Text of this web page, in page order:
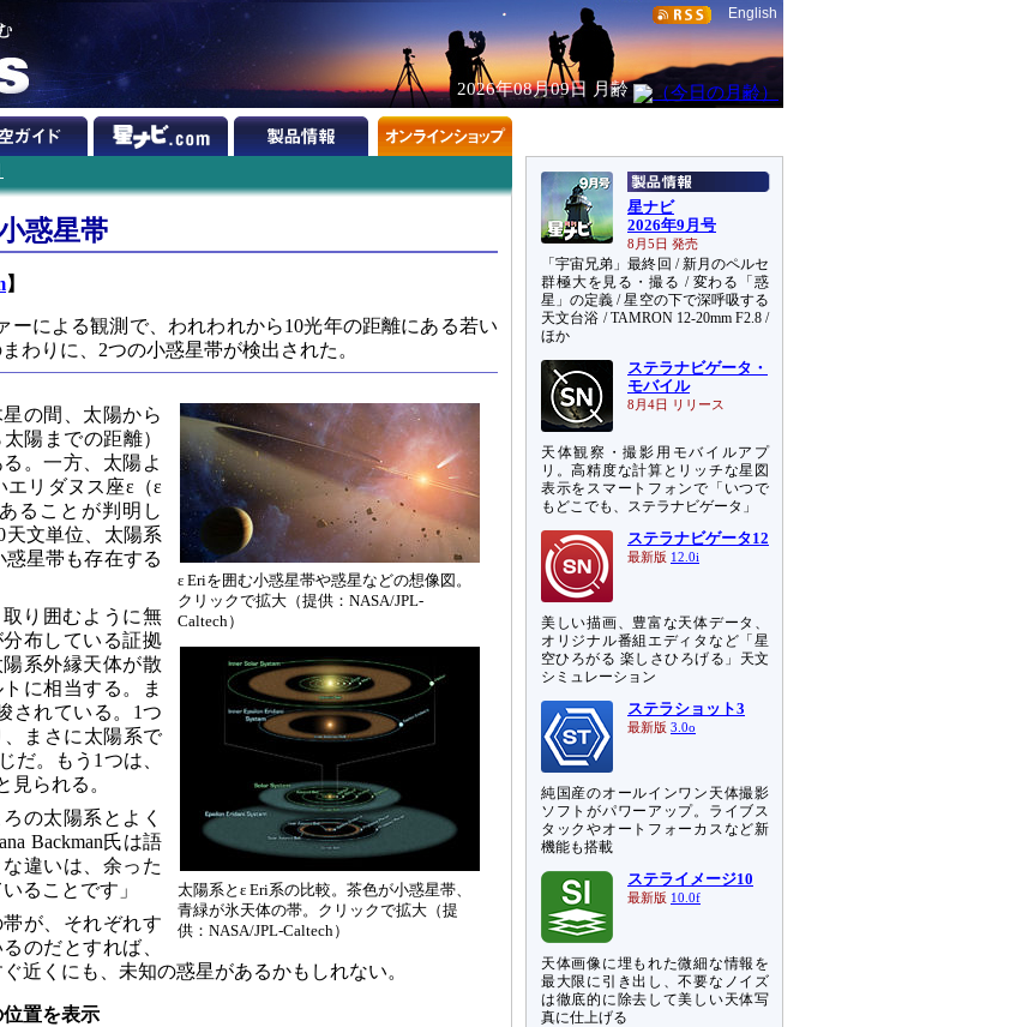
English
2026年08月09日 月齢
惑星帯
】
ーによる観測で、われわれから10光年の距離にある若い
わりに、2つの小惑星帯が検出された。
ε Eriを囲む小惑星帯や惑星などの想像図。
クリックで拡大（提供：NASA/JPL-
Caltech）
太陽系とε Eri系の比較。茶色が小惑星帯、
青緑が氷天体の帯。クリックで拡大（提
供：NASA/JPL-Caltech）
の間、太陽から
陽までの距離）
る。一方、太陽よ
リダヌス座ε（ε
ることが判明し
天文単位、太陽系
星帯も存在する
り囲むように無
布している証拠
系外縁天体が散
に相当する。ま
されている。1つ
、まさに太陽系で
だ。もう1つは、
見られる。
の太陽系とよく
Backman氏は語
違いは、余った
ることです」
が、それぞれす
のだとすれば、
近くにも、未知の惑星があるかもしれない。
置を表示
星ナビ
2026年9月号
8月5日 発売
「宇宙兄弟」最終回 / 新月のペルセ
群極大を見る・撮る / 変わる「惑
星」の定義 / 星空の下で深呼吸する
天文台浴 / TAMRON 12-20mm F2.8 /
ほか
ステラナビゲータ・
モバイル
8月4日 リリース
天体観察・撮影用モバイルアプ
リ。高精度な計算とリッチな星図
表示をスマートフォンで「いつで
もどこでも、ステラナビゲータ」
ステラナビゲータ12
最新版 12.0i
美しい描画、豊富な天体データ、
オリジナル番組エディタなど「星
空ひろがる 楽しさひろげる」天文
シミュレーション
ステラショット3
最新版 3.0o
純国産のオールインワン天体撮影
ソフトがパワーアップ。ライブス
タックやオートフォーカスなど新
機能も搭載
ステライメージ10
最新版 10.0f
天体画像に埋もれた微細な情報を
最大限に引き出し、不要なノイズ
は徹底的に除去して美しい天体写
真に仕上げる